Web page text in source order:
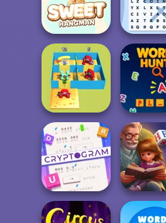
Kitty Scramble Cryptic
Sweet Hangman
Word
Alphabet Lore
Maze
Word